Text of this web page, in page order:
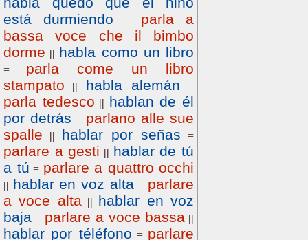
está durmiendo = parla a
bassa voce che il bimbo
dorme || habla como un libro
= parla come un libro
stampato
|| habla alemán =
parla tedesco || hablan de él
por detrás = parlano alle sue
spalle
|| hablar por señas =
parlare a gesti || hablar de tú
a tú = parlare a quattro occhi
|| hablar en voz alta= parlare
a voce alta || hablar en voz
baja = parlare a voce bassa ||
hablar por téléfono = parlare